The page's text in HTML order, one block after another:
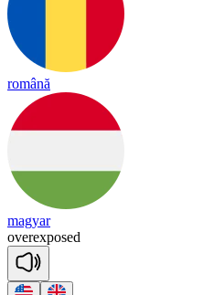
română
magyar
overexposed